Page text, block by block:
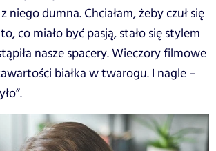
niego dumna. Chciałam, żeby czuł się
co miało być pasją, stało się stylem
nasze spacery. Wieczory filmowe
białka w twarogu. I nagle –